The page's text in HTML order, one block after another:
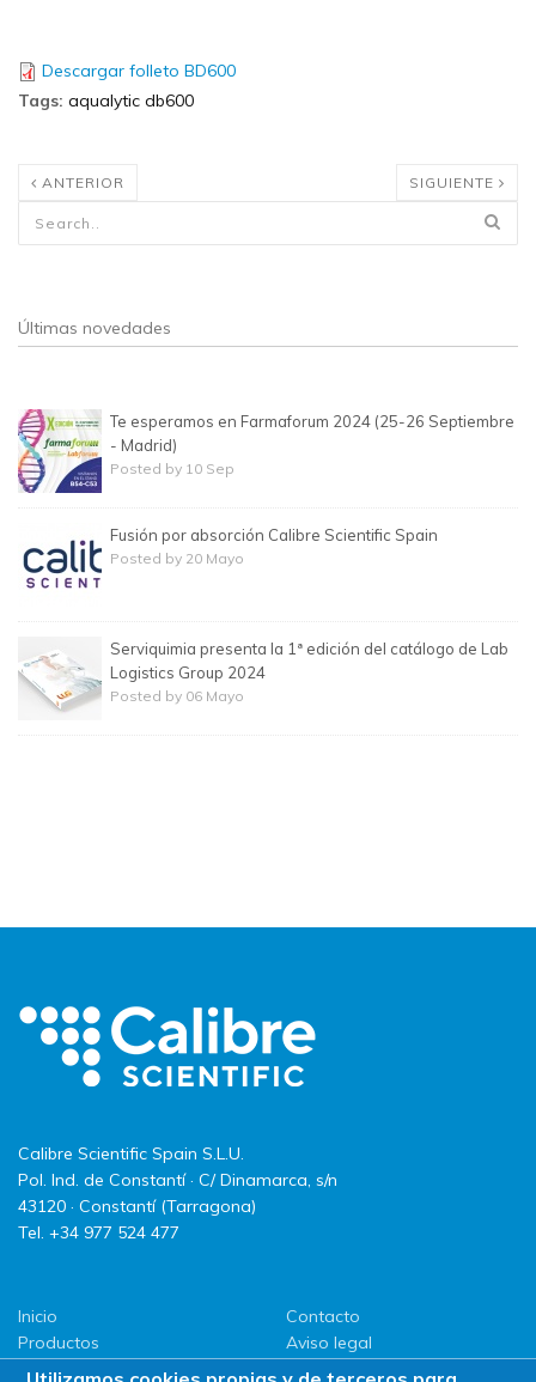
Descargar folleto BD600
Tags: aqualytic db600
ANTERIOR SIGUIENTE
Formulario de búsqueda
Últimas novedades
Te esperamos en Farmaforum 2024 (25-26 Septiembre
- Madrid)
Posted by 10 Sep
Fusión por absorción Calibre Scientific Spain
Posted by 20 Mayo
Serviquimia presenta la 1ª edición del catálogo de Lab
Logistics Group 2024
Posted by 06 Mayo
Calibre Scientific Spain S.L.U.
Pol. Ind. de Constantí · C/ Dinamarca, s/n
43120 · Constantí (Tarragona)
Tel. +34 977 524 477
Inicio
Productos
LLG
Contacto
Aviso legal
Política de privacidad